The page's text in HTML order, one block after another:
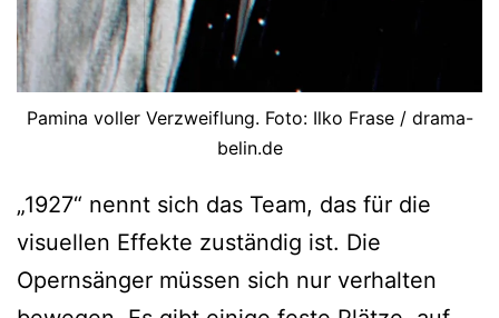
Pamina voller Verzweiflung. Foto: Ilko Frase / drama-
belin.de
„1927“ nennt sich das Team, das für die
visuellen Effekte zuständig ist. Die
Opernsänger müssen sich nur verhalten